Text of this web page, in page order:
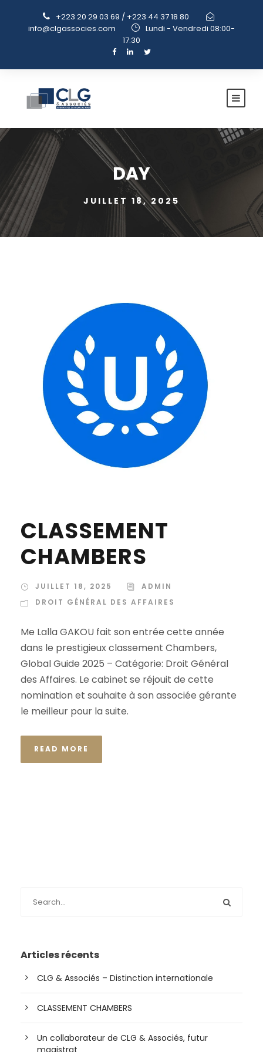
+223 20 29 03 69 / +223 44 37 18 80
info@clgassocies.com
Lundi - Vendredi 08:00-
17:30
DAY
JUILLET 18, 2025
CLASSEMENT
CHAMBERS
JUILLET 18, 2025
ADMIN
DROIT GÉNÉRAL DES AFFAIRES
Me Lalla GAKOU fait son entrée cette année
dans le prestigieux classement Chambers,
Global Guide 2025 – Catégorie: Droit Général
des Affaires. Le cabinet se réjouit de cette
nomination et souhaite à son associée gérante
le meilleur pour la suite.
READ MORE
Articles récents
CLG & Associés – Distinction internationale
CLASSEMENT CHAMBERS
Un collaborateur de CLG & Associés, futur